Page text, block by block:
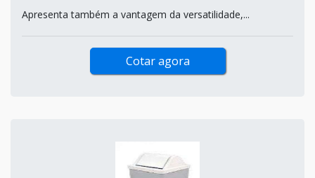
Apresenta também a vantagem da versatilidade,...
Cotar agora